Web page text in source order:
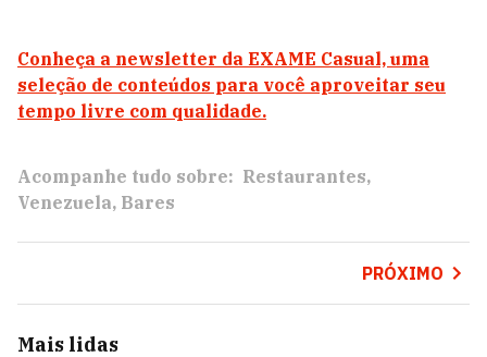
Conheça a newsletter da EXAME Casual, uma
seleção de conteúdos para você aproveitar seu
tempo livre com qualidade.
Acompanhe tudo sobre: Restaurantes
Venezuela Bares
PRÓXIMO
Mais lidas